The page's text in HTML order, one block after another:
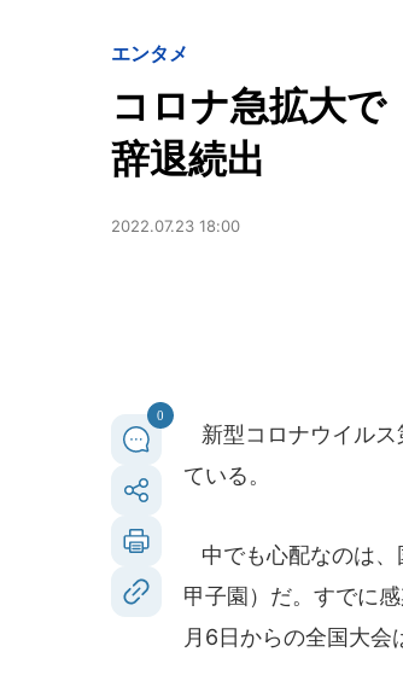
エンタメ
コロナ急拡大
辞退続出
2022.07.23 18:00
0
新型コロナウイルス
ている。
中でも心配なのは、
甲子園）だ。すでに
月6日からの全国大会